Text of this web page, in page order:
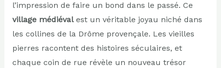
l’impression de faire un bond dans le passé. Ce
village médiévalest un véritable joyau niché dans
les collines de la Drôme provençale. Les vieilles
pierres racontent des histoires séculaires, et
chaque coin de rue révèle un nouveau trésor